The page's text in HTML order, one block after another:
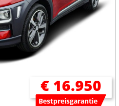
€ 16.950
Bestpreisgarantie